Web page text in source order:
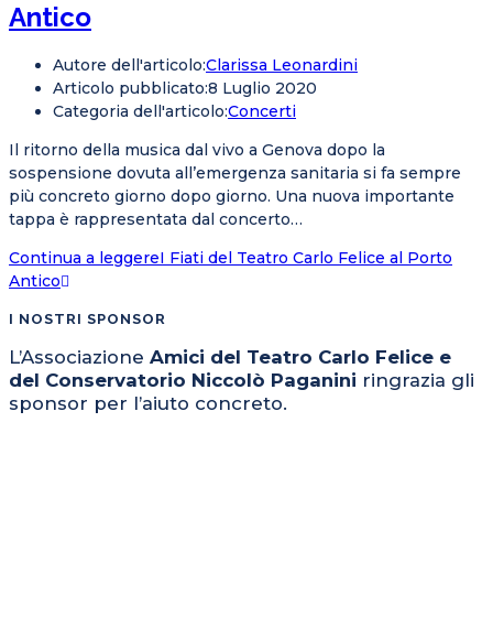
Antico
Autore dell'articolo:Clarissa Leonardini
Articolo pubblicato:8 Luglio 2020
Categoria dell'articolo:Concerti
Il ritorno della musica dal vivo a Genova dopo la
sospensione dovuta all’emergenza sanitaria si fa sempre
più concreto giorno dopo giorno. Una nuova importante
tappa è rappresentata dal concerto…
Continua a leggereI Fiati del Teatro Carlo Felice al Porto
Antico
I NOSTRI SPONSOR
L’Associazione Amici del Teatro Carlo Felice e
del Conservatorio Niccolò Paganini ringrazia gli
sponsor per l’aiuto concreto.